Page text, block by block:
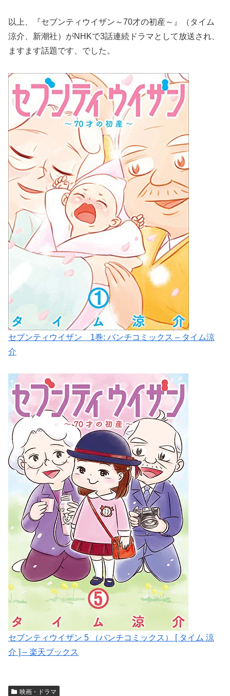
以上、『セブンティウイザン～70才の初産～』（タイム
涼介、新潮社）がNHKで3話連続ドラマとして放送され、
ますます話題です、でした。
セブンティウイザン 1巻: バンチコミックス – タイム涼
介
セブンティウイザン 5 （バンチコミックス） [ タイム 涼
介 ] – 楽天ブックス
映画・ドラマ